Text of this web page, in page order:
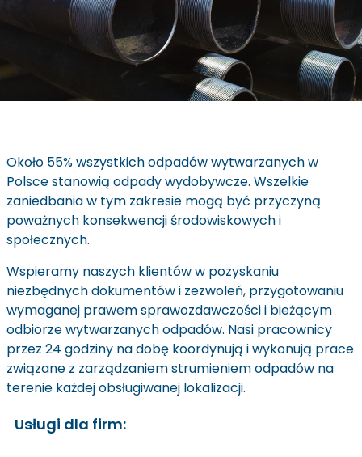
Około 55% wszystkich odpadów wytwarzanych w
Polsce stanowią odpady wydobywcze. Wszelkie
zaniedbania w tym zakresie mogą być przyczyną
poważnych konsekwencji środowiskowych i
społecznych.
Wspieramy naszych klientów w pozyskaniu
niezbędnych dokumentów i zezwoleń, przygotowaniu
wymaganej prawem sprawozdawczości i bieżącym
odbiorze wytwarzanych odpadów. Nasi pracownicy
przez 24 godziny na dobę koordynują i wykonują prace
związane z zarządzaniem strumieniem odpadów na
terenie każdej obsługiwanej lokalizacji.
Usługi dla firm: